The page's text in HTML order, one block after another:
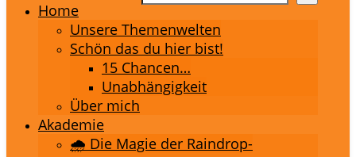
Home
Unsere Themenwelten
Schön das du hier bist!
15 Chancen…
Unabhängigkeit
Über mich
Akademie
🌧️ Die Magie der Raindrop-